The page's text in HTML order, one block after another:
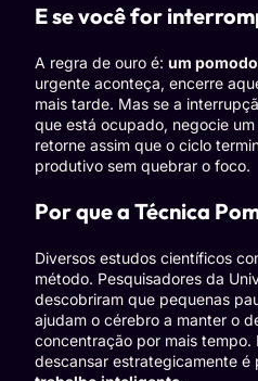
E se você for
A regra de ouro é: um
urgente aconteça, encerre
mais tarde. Mas se a
que está ocupado, negocie
retorne assim que o ciclo
produtivo sem quebrar o foco.
Por que a Técnica
Diversos estudos científicos
método. Pesquisadores da
descobriram que pequenas
ajudam o cérebro a manter o
concentração por mais tempo.
descansar estrategicamente é